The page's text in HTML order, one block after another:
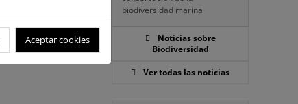
biodiversidad marina
Noticias sobre
Biodiversidad
Ver todas las noticias
Aceptar cookies